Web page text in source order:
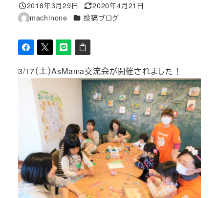
投稿日
2018年3月29日
更新日
2020年4月21日
著
machinone カテゴリー
投稿ブログ
3/17（土）AsMama交流会が開催されました！